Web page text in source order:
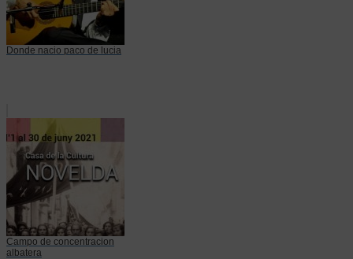
Donde nacio paco de lucia
Campo de concentracion
albatera